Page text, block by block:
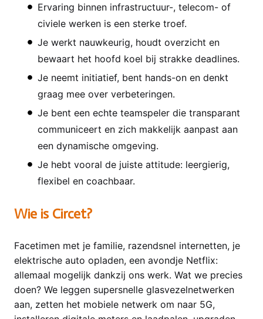
Ervaring binnen infrastructuur-, telecom- of
civiele werken is een sterke troef.
Je werkt nauwkeurig, houdt overzicht en
bewaart het hoofd koel bij strakke deadlines.
Je neemt initiatief, bent hands-on en denkt
graag mee over verbeteringen.
Je bent een echte teamspeler die transparant
communiceert en zich makkelijk aanpast aan
een dynamische omgeving.
Je hebt vooral de juiste attitude: leergierig,
flexibel en coachbaar.
Wie is Circet?
Facetimen met je familie, razendsnel internetten, je
elektrische auto opladen, een avondje Netflix:
allemaal mogelijk dankzij ons werk. Wat we precies
doen? We leggen supersnelle glasvezelnetwerken
aan, zetten het mobiele netwerk om naar 5G,